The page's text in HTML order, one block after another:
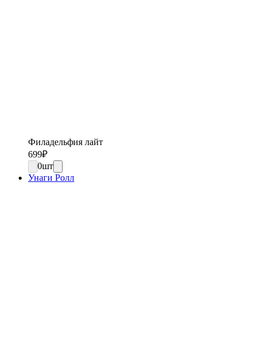
Филадельфия лайт
699₽
0шт
Унаги Ролл